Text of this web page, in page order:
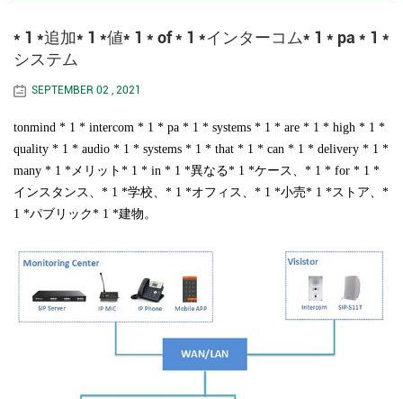
* 1 *追加* 1 *値* 1 * of * 1 *インターコム* 1 * pa * 1 *
システム
SEPTEMBER 02 , 2021
tonmind * 1 * intercom * 1 * pa * 1 * systems * 1 * are * 1 * high * 1 *
quality * 1 * audio * 1 * systems * 1 * that * 1 * can * 1 * delivery * 1 *
many * 1 *メリット* 1 * in * 1 *異なる* 1 *ケース、* 1 * for * 1 *
インスタンス、* 1 *学校、* 1 *オフィス、* 1 *小売* 1 *ストア、*
1 *パブリック* 1 *建物。